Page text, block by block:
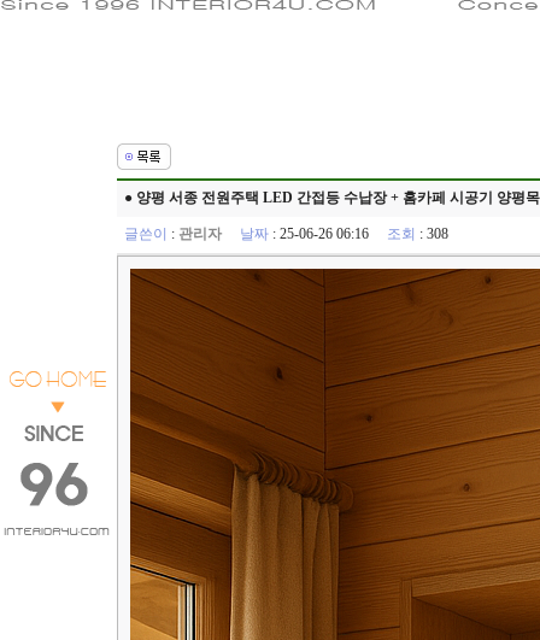
● 양평 서종 전원주택 LED 간접등 수납장 + 홈카페 시공기 양평
글쓴이 : 관리자 날짜 : 25-06-26 06:16 조회 : 308